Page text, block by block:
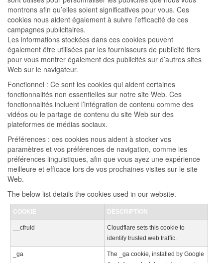
montrons afin qu’elles soient significatives pour vous. Ces
cookies nous aident également à suivre l’efficacité de ces
campagnes publicitaires.
Les informations stockées dans ces cookies peuvent
également être utilisées par les fournisseurs de publicité tiers
pour vous montrer également des publicités sur d’autres sites
Web sur le navigateur.
Fonctionnel : Ce sont les cookies qui aident certaines
fonctionnalités non essentielles sur notre site Web. Ces
fonctionnalités incluent l’intégration de contenu comme des
vidéos ou le partage de contenu du site Web sur des
plateformes de médias sociaux.
Préférences : ces cookies nous aident à stocker vos
paramètres et vos préférences de navigation, comme les
préférences linguistiques, afin que vous ayez une expérience
meilleure et efficace lors de vos prochaines visites sur le site
Web.
The below list details the cookies used in our website.
COOKIE DESCRIPTION
__cfruid
Cloudflare sets this cookie to
identify trusted web traffic.
_ga
The _ga cookie, installed by Google